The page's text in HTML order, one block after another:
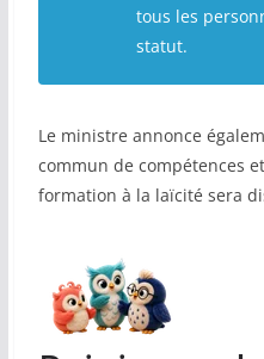
tous les
statut.
Le ministre annonce
commun de compétences
formation à la laïcité sera